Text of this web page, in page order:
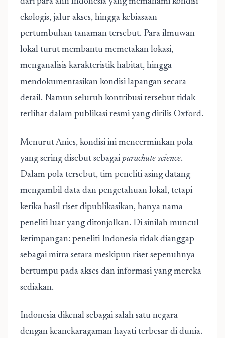
ekologis, jalur akses, hingga kebiasaan
pertumbuhan tanaman tersebut. Para ilmuwan
lokal turut membantu memetakan lokasi,
menganalisis karakteristik habitat, hingga
mendokumentasikan kondisi lapangan secara
detail. Namun seluruh kontribusi tersebut tidak
terlihat dalam publikasi resmi yang dirilis Oxford.
Menurut Anies, kondisi ini mencerminkan pola
yang sering disebut sebagai parachute science.
Dalam pola tersebut, tim peneliti asing datang
mengambil data dan pengetahuan lokal, tetapi
ketika hasil riset dipublikasikan, hanya nama
peneliti luar yang ditonjolkan. Di sinilah muncul
ketimpangan: peneliti Indonesia tidak dianggap
sebagai mitra setara meskipun riset sepenuhnya
bertumpu pada akses dan informasi yang mereka
sediakan.
Indonesia dikenal sebagai salah satu negara
dengan keanekaragaman hayati terbesar di dunia.